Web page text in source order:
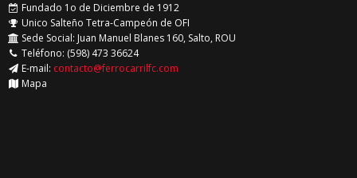
Fundado 1o de Diciembre de 1912
Unico Salteño Tetra-Campeón de OFI
Sede Social: Juan Manuel Blanes 160, Salto, ROU
Teléfono: (598) 473 36624
E-mail: contacto@ferrocarrilfc.com
Mapa